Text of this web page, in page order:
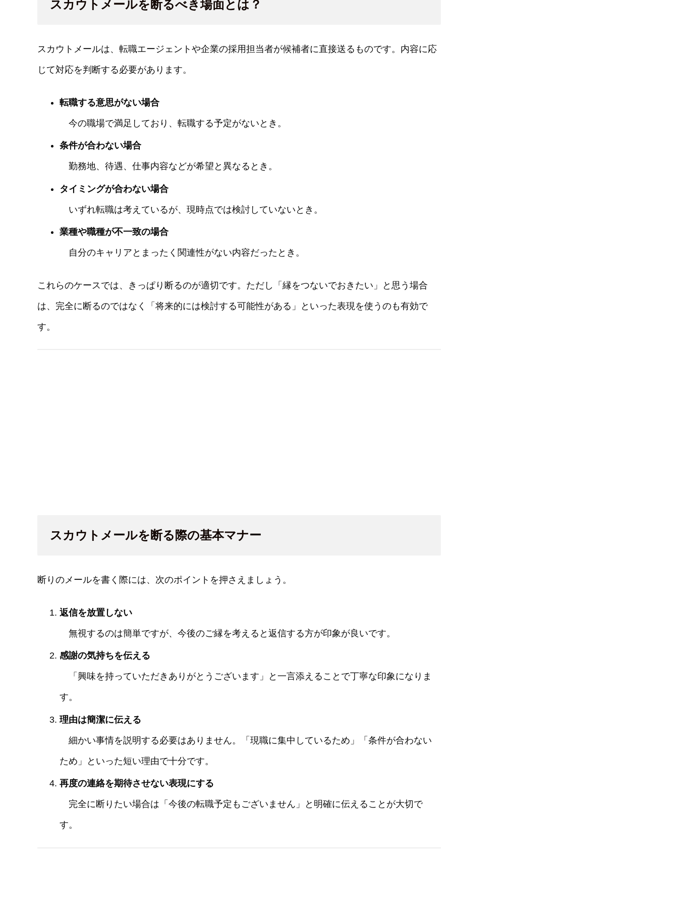
スカウトメールを断るべき場面とは？
スカウトメールは、転職エージェントや企業の採用担当者が候補者に直接送るものです。内容に応
じて対応を判断する必要があります。
転職する意思がない場合
今の職場で満足しており、転職する予定がないとき。
条件が合わない場合
勤務地、待遇、仕事内容などが希望と異なるとき。
タイミングが合わない場合
いずれ転職は考えているが、現時点では検討していないとき。
業種や職種が不一致の場合
自分のキャリアとまったく関連性がない内容だったとき。
これらのケースでは、きっぱり断るのが適切です。ただし「縁をつないでおきたい」と思う場合
は、完全に断るのではなく「将来的には検討する可能性がある」といった表現を使うのも有効で
す。
スカウトメールを断る際の基本マナー
断りのメールを書く際には、次のポイントを押さえましょう。
返信を放置しない
無視するのは簡単ですが、今後のご縁を考えると返信する方が印象が良いです。
感謝の気持ちを伝える
「興味を持っていただきありがとうございます」と一言添えることで丁寧な印象になりま
す。
理由は簡潔に伝える
細かい事情を説明する必要はありません。「現職に集中しているため」「条件が合わない
ため」といった短い理由で十分です。
再度の連絡を期待させない表現にする
完全に断りたい場合は「今後の転職予定もございません」と明確に伝えることが大切で
す。